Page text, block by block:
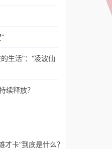
生活”：“凌波仙
续释放？
才卡”到底是什么？